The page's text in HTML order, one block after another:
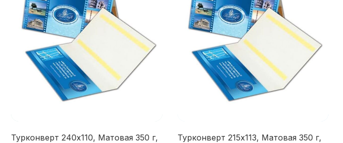
Турконверт 240х110, Матовая 350 г,
Турконверт 215х113, Матовая 350 г,